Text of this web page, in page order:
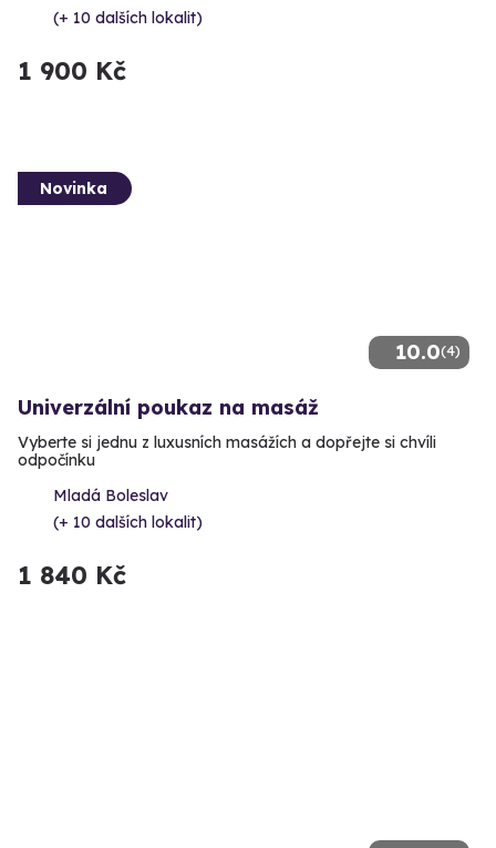
(+ 10 dalších lokalit)
1 900 Kč
10.0(4)
Novinka
Univerzální poukaz na masáž
Vyberte si jednu z luxusních masážích a dopřejte si chvíli
odpočínku
Mladá Boleslav
(+ 10 dalších lokalit)
1 840 Kč